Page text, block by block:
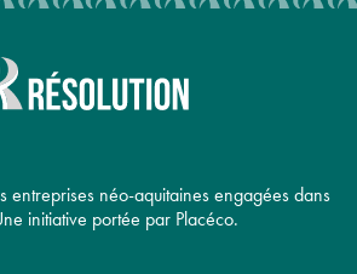
entreprises néo-aquitaines engagées dans
initiative portée par Placéco.